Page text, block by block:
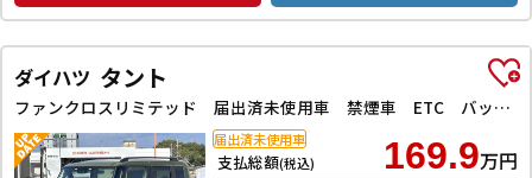
ダイハツ タント
ファンクロスリミテッド 届出済未使用車 禁煙車 ETC バックカメラ 両側電動スライドドア クリアランスソナー オートクルーズコントロール 衝突被害軽減システム オートライト LEDヘッドランプ 電動格納ミラー
支払総額(税込) 169.9万円
届出済未使用車